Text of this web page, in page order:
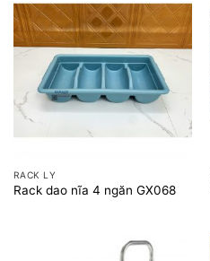
RACK LY
Rack dao nĩa 4 ngăn GX068